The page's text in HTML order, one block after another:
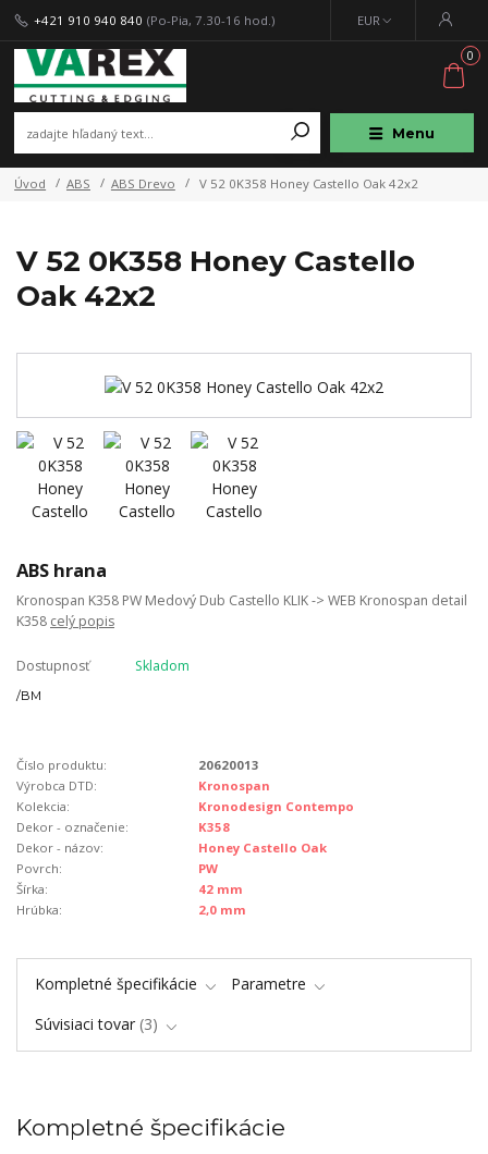
Menu
EUR
+421 910 940 840 (Po-Pia, 7.30-16 hod.)
0
Úvod ABS ABS Drevo V 52 0K358 Honey Castello Oak 42x2
V 52 0K358 Honey Castello
Oak 42x2
ABS hrana
Kronospan K358 PW Medový Dub Castello KLIK -> WEB Kronospan detail
K358 celý popis
Dostupnosť Skladom
/BM
Číslo produktu:
20620013
Výrobca DTD:
Kronospan
Kolekcia:
Kronodesign Contempo
Dekor - označenie:
K358
Dekor - názov:
Honey Castello Oak
Povrch:
PW
Šírka:
42 mm
Hrúbka:
2,0 mm
Kompletné špecifikácie
Parametre
Súvisiaci tovar 3
Kompletné špecifikácie